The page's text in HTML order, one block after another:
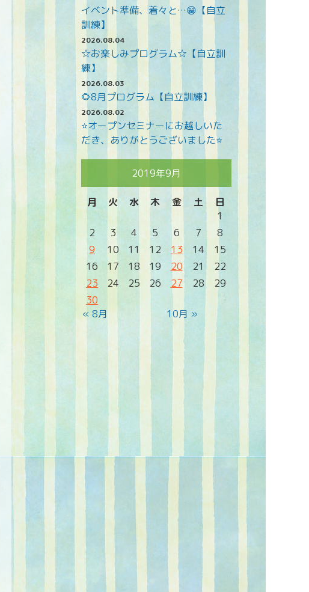
イベント準備、着々と…😁【自立
訓練】
2026.08.04
☆お楽しみプログラム☆【自立訓
練】
2026.08.03
🌻8月プログラム【自立訓練】
2026.08.02
⭐オープンセミナーにお越しいた
だき、ありがとうございました⭐
2019年9月
月 火 水 木 金 土 日
« 8月 10月 »
1
2
3 4 5 6 7
8
9
10 11 12 13 14
15
16
17 18 19 20 21
22
23
24 25 26 27 28
29
30